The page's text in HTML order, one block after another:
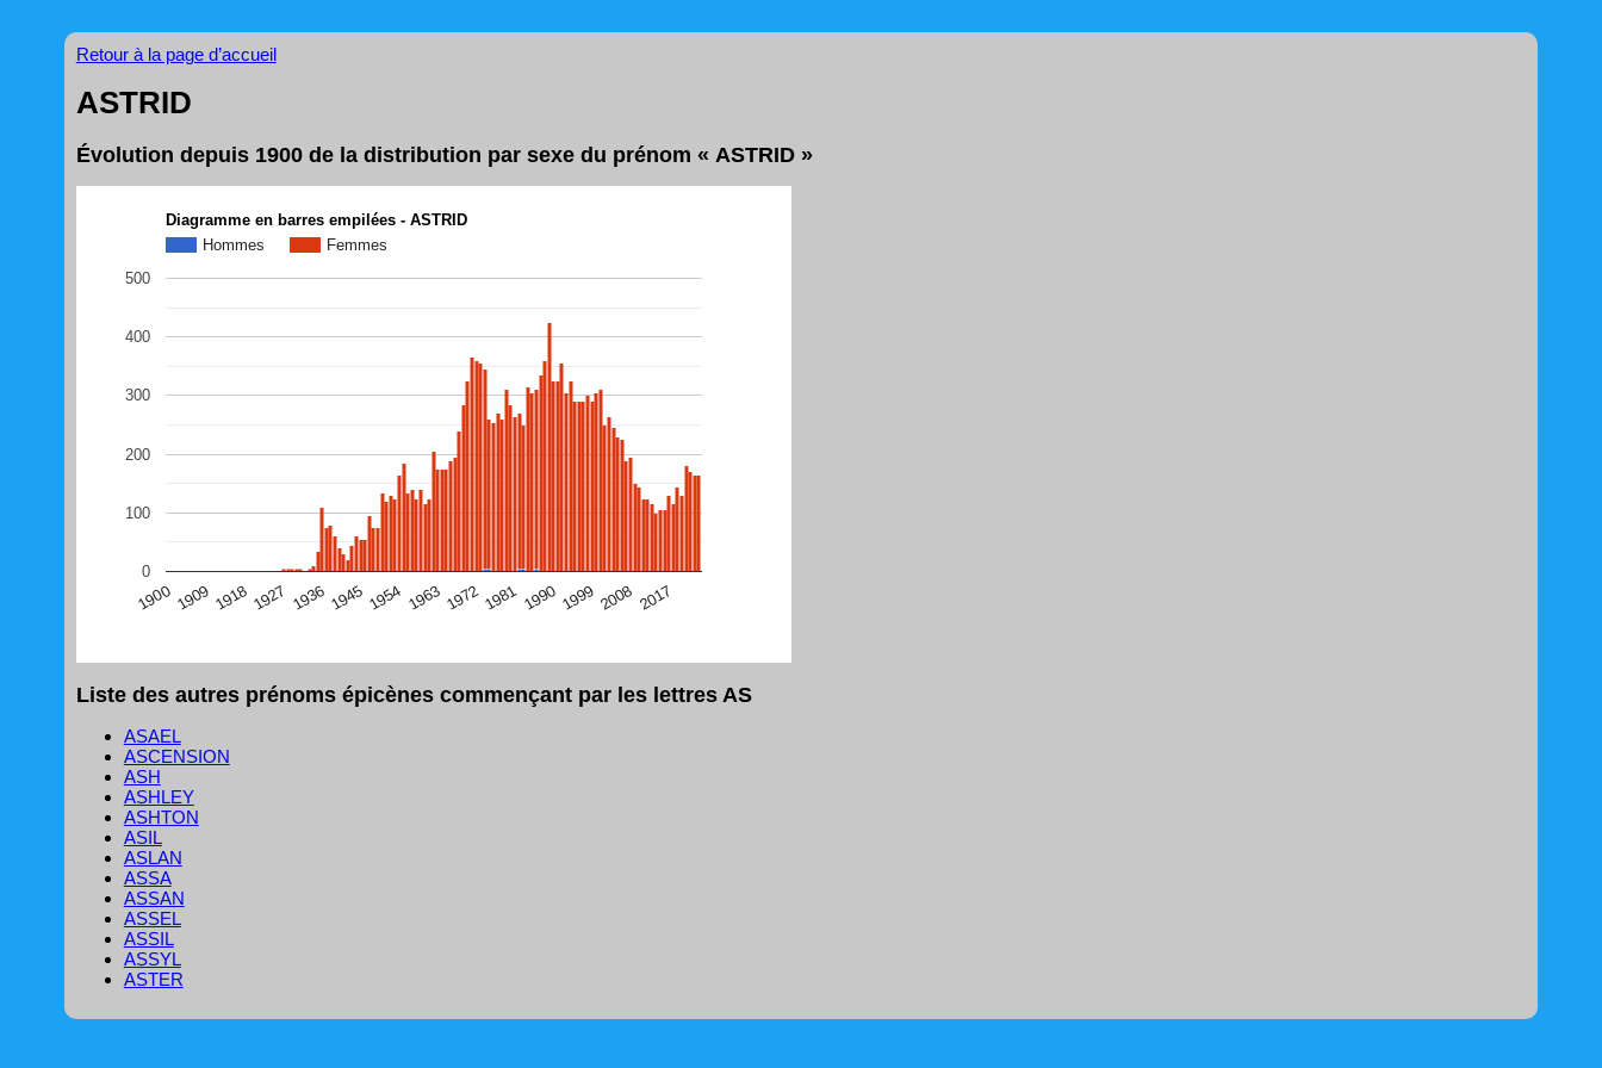
Retour à la page d’accueil
ASTRID
Évolution depuis 1900 de la distribution par sexe du prénom « ASTRID »
Diagramme en barres empilées - ASTRID
Hommes
Femmes
1900 1909 1918 1927 1936 1945 1954 1963 19721981 1990 1999 2008 2017
0
100
200
300
400
500
(Graphique Google Charts, non compatible avec le navigateur Safari en ce moment)
Liste des autres prénoms épicènes commençant par les lettres AS
ASAEL
ASCENSION
ASH
ASHLEY
ASHTON
ASIL
ASLAN
ASSA
ASSAN
ASSEL
ASSIL
ASSYL
ASTER